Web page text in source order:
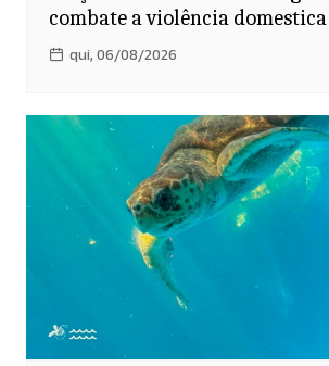
combate a violência domestica
qui, 06/08/2026